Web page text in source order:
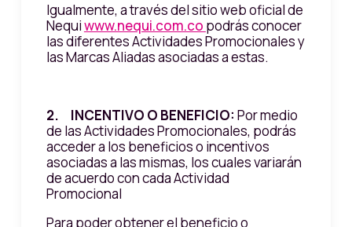
Igualmente, a través del sitio web oficial de
Nequiwww.nequi.com.co podrás conocer
las diferentes Actividades Promocionales y
las Marcas Aliadas asociadas a estas.
2. INCENTIVO O BENEFICIO: Por medio
de las Actividades Promocionales, podrás
acceder a los beneficios o incentivos
asociadas a las mismas, los cuales variarán
de acuerdo con cada Actividad
Promocional
Para poder obtener el beneficio o